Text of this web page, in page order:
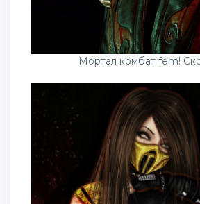
Мортал комбат fem!